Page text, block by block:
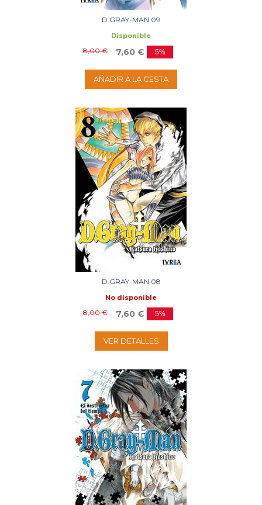
D.GRAY-MAN 09
Disponible
8,00 € 7,60 € 5%
AÑADIR A LA CESTA
D.GRAY-MAN 08
No disponible
8,00 € 7,60 € 5%
VER DETALLES